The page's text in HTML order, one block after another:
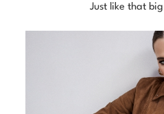
Just like that